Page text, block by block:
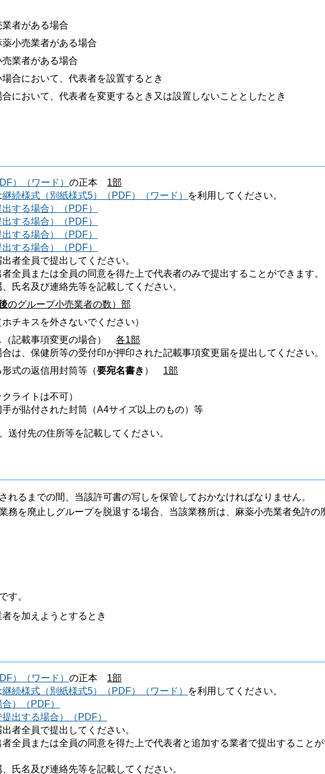
者がある場合
小売業者がある場合
業者がある場合
合において、代表者を設置するとき
において、代表者を変更するとき又は設置しないこととしたとき
） （ワード）の正本 1部
継続様式（別紙様式5）（PDF） （ワード） を利用してください。
する場合）（PDF）
する場合）（PDF）
する場合）（PDF）
する場合）（PDF）
者全員で提出してください。
全員または全員の同意を得た上で代表者のみで提出することができます。
氏名及び連絡先等を記載してください。
のグループ小売業者の数）部
チキスを外さないでください）
（記載事項変更の場合）各1部
は、保健所等の受付印が押印された記載事項変更届を提出してください。
式の返信用封筒等（要宛名書き ） 1部
ライトは不可）
が貼付された封筒（A4サイズ以上のもの）等
付先の住所等を記載してください。
れるまでの間、当該許可書の写しを保管しておかなければなりません。
務を廃止しグループを脱退する場合、当該業務所は、麻薬小売業者免許の
す。
を加えようとするとき
） （ワード）の正本 1部
継続様式（別紙様式5）（PDF） （ワード） を利用してください。
）（PDF）
出する場合）（PDF）
者全員で提出してください。
全員または全員の同意を得た上で代表者と追加する業者で提出すること
氏名及び連絡先等を記載してください。